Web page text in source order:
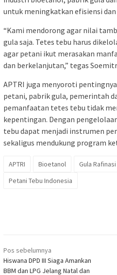
untuk meningkatkan efisiensi
“Kami mendorong agar nilai
gula saja. Tetes tebu harus
agar petani ikut merasakan
dan berkelanjutan,” tegas
APTRI juga menyoroti
petani, pabrik gula, pemerintah
pemanfaatan tetes tebu tidak
kepentingan. Dengan
tebu dapat menjadi instrumen
sekaligus mendukung program
APTRI Bioetanol Gula Rafinasi
Petani Tebu Indonesia
Navigasi
pos
Pos sebelumnya
Hiswana DPD III Siaga Amankan
BBM dan LPG Jelang Natal dan